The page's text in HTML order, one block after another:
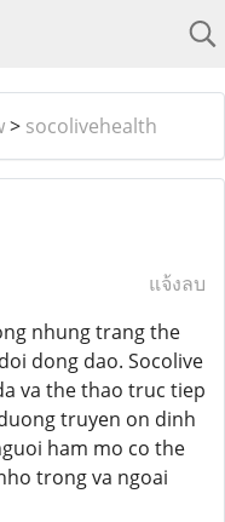
> socolivehealth
แจ้งลบ
nhung trang the
dong dao. Socolive
va the thao truc tiep
truyen on dinh
ham mo co the
trong va ngoai